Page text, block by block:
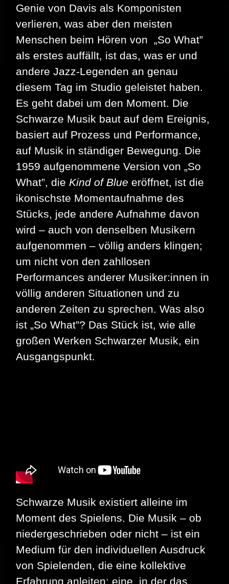
Genie von Davis als Komponisten
verlieren, was aber den meisten
Menschen beim Hören von „So What”
als erstes auffällt, ist das, was er und
andere Jazz-Legenden an genau
diesem Tag im Studio geleistet haben.
Es geht dabei um den Moment. Die
Schwarze Musik baut auf dem Ereignis,
basiert auf Prozess und Performance,
auf Musik in ständiger Bewegung. Die
1959 aufgenommene Version von „So
What”, die Kind of Blue eröffnet, ist die
ikonischste Momentaufnahme des
Stücks, jede andere Aufnahme davon
wird – auch von denselben Musikern
aufgenommen – völlig anders klingen;
um nicht von den zahllosen
Performances anderer Musiker:innen in
völlig anderen Situationen und zu
anderen Zeiten zu sprechen. Was also
ist „So What”? Das Stück ist, wie alle
großen Werken Schwarzer Musik, ein
Ausgangspunkt.
Schwarze Musik existiert alleine im
Moment des Spielens. Die Musik – ob
niedergeschrieben oder nicht – ist ein
Medium für den individuellen Ausdruck
von Spielenden, die eine kollektive
Erfahrung anleiten: eine, in der das